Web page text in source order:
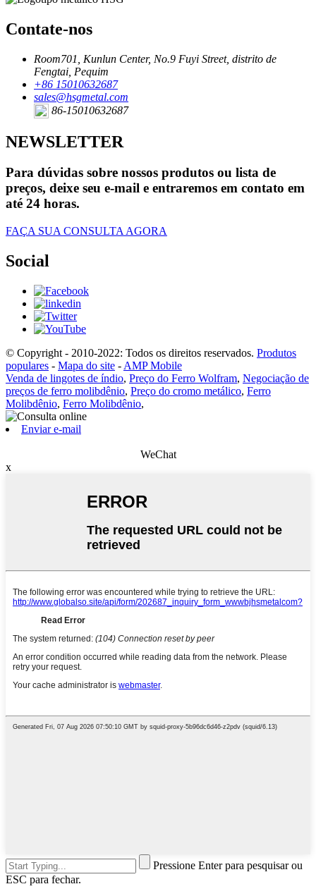
Contate-nos
Room701, Kunlun Center, No.9 Fuyi Street, distrito de
Fengtai, Pequim
+86 15010632687
sales@hsgmetal.com
86-15010632687
NEWSLETTER
Para dúvidas sobre nossos produtos ou lista de
preços, deixe seu e-mail e entraremos em contato em
até 24 horas.
FAÇA SUA CONSULTA AGORA
Social
© Copyright - 2010-2022: Todos os direitos reservados. Produtos
populares - Mapa do site - AMP Mobile
Venda de lingotes de índio, Preço do Ferro Wolfram, Negociação de
preços de ferro molibdênio, Preço do cromo metálico, Ferro
Molibdênio, Ferro Molibdênio,
Enviar e-mail
WeChat
x
Pressione Enter para pesquisar ou
ESC para fechar.